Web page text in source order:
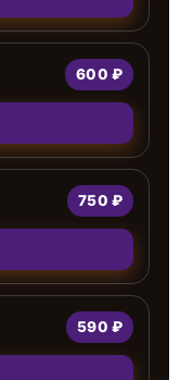
600 ₽
750 ₽
590 ₽